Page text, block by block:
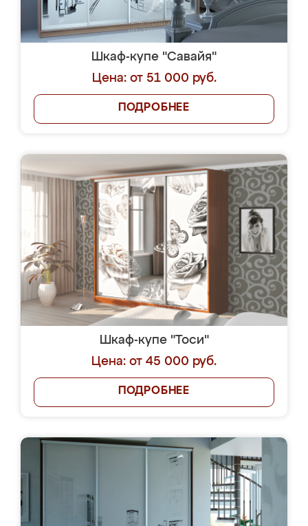
Шкаф-купе "Савайя"
Цена: от 51 000 руб.
ПОДРОБНЕЕ
Шкаф-купе "Тоси"
Цена: от 45 000 руб.
ПОДРОБНЕЕ